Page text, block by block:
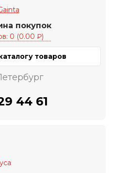
покупок
0 (0.00 ₽)
44 61